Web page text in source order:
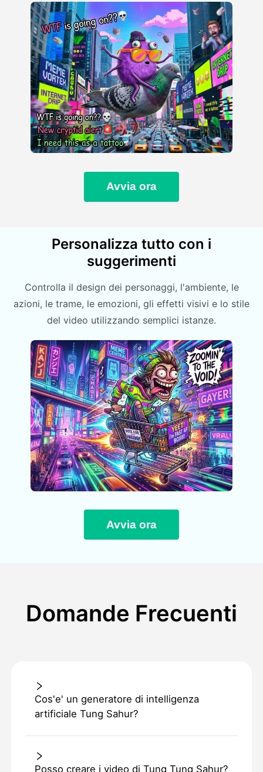
Avvia ora
Personalizza tutto con i
suggerimenti
Controlla il design dei personaggi, l'ambiente, le
azioni, le trame, le emozioni, gli effetti visivi e lo stile
del video utilizzando semplici istanze.
Avvia ora
Domande Frecuenti
Cos'e' un generatore di intelligenza
artificiale Tung Sahur?
Posso creare i video di Tung Tung Sahur?